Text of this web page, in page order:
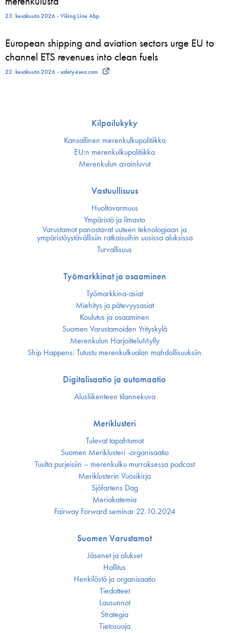
23. kesäkuuta 2026 - Viking Line Abp
European shipping and aviation sectors urge EU to
channel ETS revenues into clean fuels
22. kesäkuuta 2026 - safety4sea.com
Kilpailukyky
Kansallinen merenkulku­politiikka
EU:n merenkulku­politiikka
Merenkulun avainluvut
Vastuullisuus
Huoltovarmuus
Ympäristö ja ilmasto
Varustamot panostavat uuteen teknologiaan ja
ympäristöystävällisiin ratkaisuihin uusissa aluksissa
Turvallisuus
Työmarkkinat ja osaaminen
Työmarkkina-asiat
Miehitys ja pätevyys­asiat
Koulutus ja osaaminen
Suomen Varustamoiden Yrityskylä
Merenkulun HarjoitteluMylly
Ship Happens: Tutustu merenkulkualan mahdollisuuksiin
Digitalisaatio ja automaatio
Alusliikenteen tilannekuva
Meriklusteri
Tulevat tapahtumat
Suomen Meriklusteri -organisaatio
Tuulta purjeisiin – merenkulku murroksessa podcast
Meriklusterin Vuosikirja
Sjöfartens Dag
Meriakatemia
Fairway Forward seminar 22.10.2024
Suomen Varustamot
Jäsenet ja alukset
Hallitus
Henkilöstö ja organisaatio
Tiedotteet
Lausunnot
Strategia
Tietosuoja